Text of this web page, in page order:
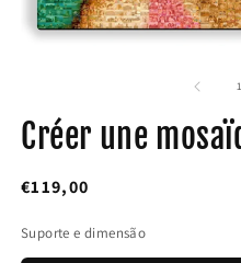
em
modal
1
Créer une
Preço
€119,00
Suporte e dimensão